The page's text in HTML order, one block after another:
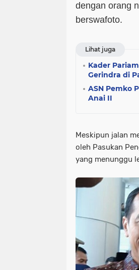
dengan orang
berswafoto.
Lihat juga
Kader
Gerindra di
ASN Pemko
Anai II
Meskipun jalan
oleh Pasukan
yang menunggu